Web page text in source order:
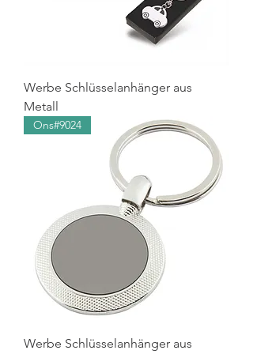
Werbe Schlüsselanhänger aus
Metall
Ons#9024
Werbe Schlüsselanhänger aus